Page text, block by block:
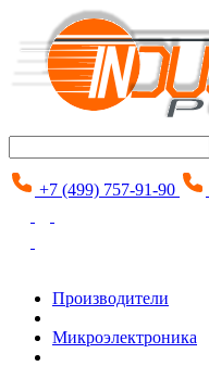
+7 (499) 757-91-90
Производители
Микроэлектроника